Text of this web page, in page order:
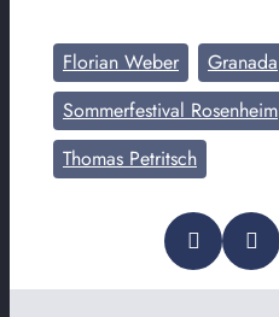
Florian Weber Granada
Sommerfestival Rosenheim
Thomas Petritsch